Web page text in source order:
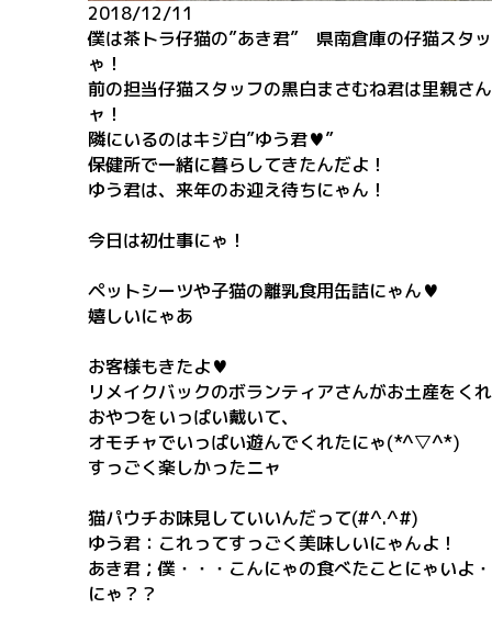
2018/12/11
僕は茶トラ仔猫の”あき君” 県南倉庫の仔猫スタ
ゃ！
前の担当仔猫スタッフの黒白まさむね君は里親さ
ャ！
隣にいるのはキジ白”ゆう君♥”
保健所で一緒に暮らしてきたんだよ！
ゆう君は、来年のお迎え待ちにゃん！
今日は初仕事にゃ！
ペットシーツや子猫の離乳食用缶詰にゃん♥
嬉しいにゃあ
お客様もきたよ♥
リメイクバックのボランティアさんがお土産をく
おやつをいっぱい戴いて、
オモチャでいっぱい遊んでくれたにゃ(*^▽^*)
すっごく楽しかったニャ
猫パウチお味見していいんだって(#^.^#)
ゆう君：これってすっごく美味しいにゃんよ！
あき君；僕・・・こんにゃの食べたことにゃいよ
にゃ？？